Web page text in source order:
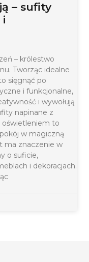
– sufity
i
– królestwo
Tworząc idealne
sięgnąć po
i funkcjonalne,
i wywołują
napinane z
oświetleniem to
w magiczną
ma znaczenie w
o suficie,
i dekoracjach.